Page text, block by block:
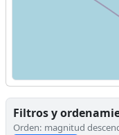
Filtros y
Orden: magnitud